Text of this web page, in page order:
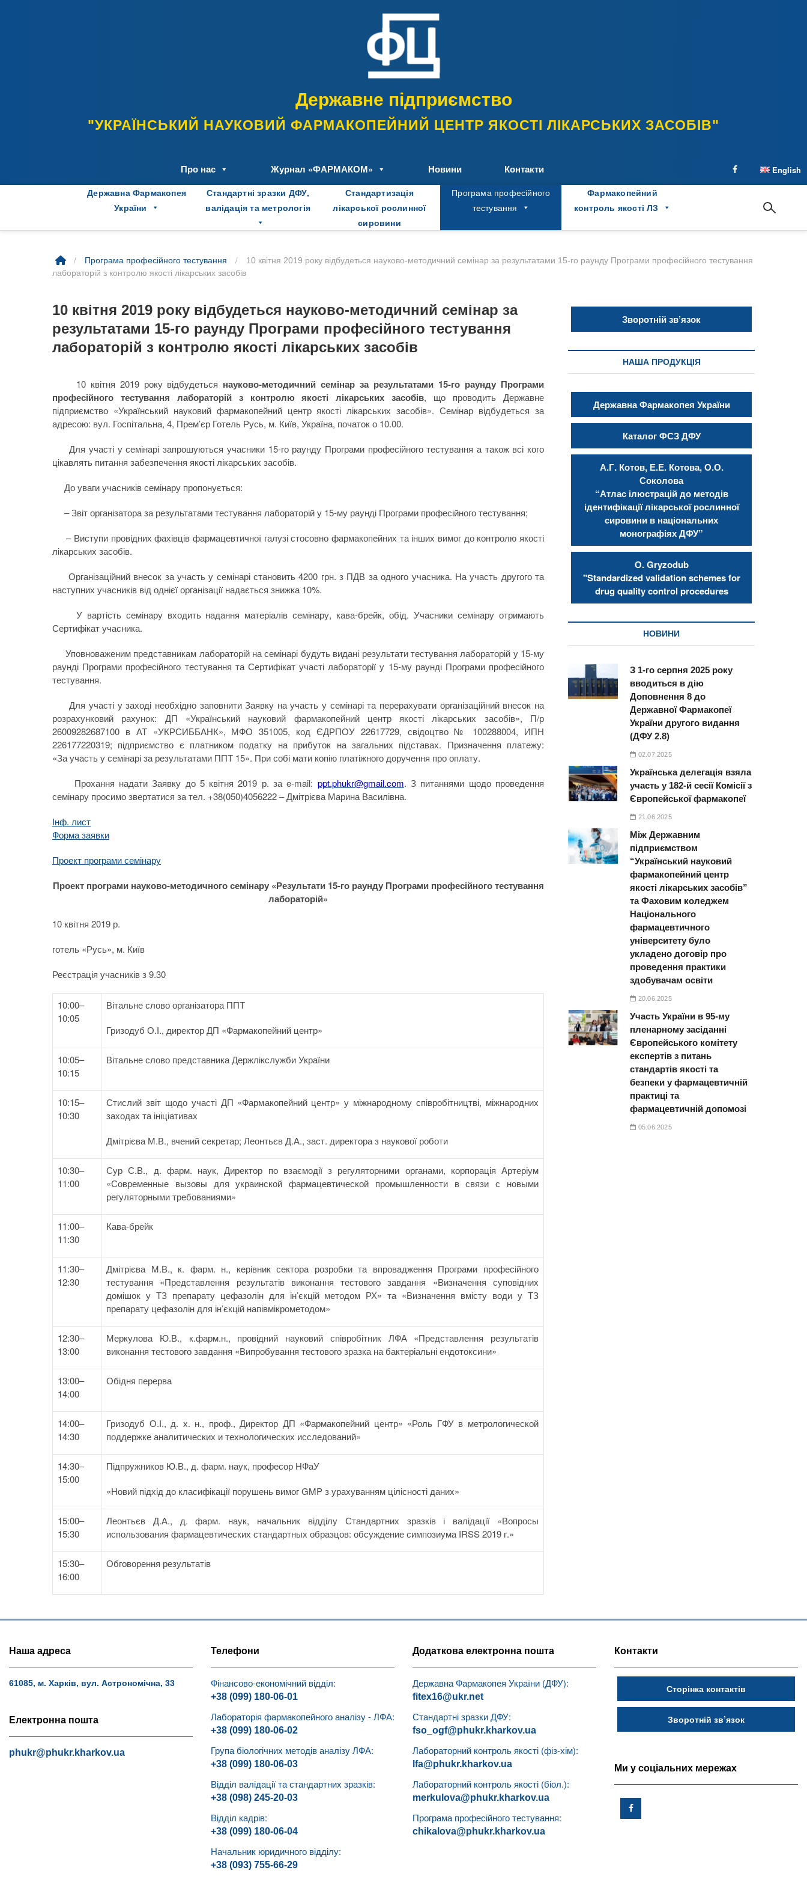
Державне підприємство
"УКРАЇНСЬКИЙ НАУКОВИЙ ФАРМАКОПЕЙНИЙ ЦЕНТР ЯКОСТІ ЛІКАРСЬКИХ ЗАСОБІВ"
English
Про нас Журнал «ФАРМАКОМ» Новини Контакти facebook
Державна Фармакопея
України
Стандартні зразки ДФУ,
валідація та метрологія
Стандартизація
лікарської рослинної
сировини
Програма професійного
тестування
Фармакопейний
контроль якості ЛЗ
/ Програма професійного тестування /
10 квітня 2019 року відбудеться науково-методичний семінар за результатами 15-го раунду Програми професійного тестування
лабораторій з контролю якості лікарських засобів
10 квітня 2019 року відбудеться науково-методичний семінар за
результатами 15-го раунду Програми професійного тестування
лабораторій з контролю якості лікарських засобів
10 квітня 2019 року відбудеться науково-методичний семінар за результатами 15-го раунду Програми
професійного тестування лабораторій з контролю якості лікарських засобів, що проводить Державне
підприємство «Український науковий фармакопейний центр якості лікарських засобів». Семінар відбудеться за
адресою: вул. Госпітальна, 4, Прем’єр Готель Русь, м. Київ, Україна, початок о 10.00.
Для участі у семінарі запрошуються учасники 15-го раунду Програми професійного тестування а також всі кого
цікавлять питання забезпечення якості лікарських засобів.
До уваги учасників семінару пропонується:
– Звіт організатора за результатами тестування лабораторій у 15-му раунді Програми професійного тестування;
– Виступи провідних фахівців фармацевтичної галузі стосовно фармакопейних та інших вимог до контролю якості
лікарських засобів.
Організаційний внесок за участь у семінарі становить 4200 грн. з ПДВ за одного учасника. На участь другого та
наступних учасників від однієї організації надається знижка 10%.
У вартість семінару входить надання матеріалів семінару, кава-брейк, обід. Учасники семінару отримають
Сертифікат учасника.
Уповноваженим представникам лабораторій на семінарі будуть видані результати тестування лабораторій у 15-му
раунді Програми професійного тестування та Сертифікат участі лабораторії у 15-му раунді Програми професійного
тестування.
Для участі у заході необхідно заповнити Заявку на участь у семінарі та перерахувати організаційний внесок на
розрахунковий рахунок: ДП «Український науковий фармакопейний центр якості лікарських засобів», П/р
26009282687100 в АТ «УКРСИББАНК», МФО 351005, код ЄДРПОУ 22617729, свідоцтво № 100288004, ИПН
226177220319; підприємство є платником податку на прибуток на загальних підставах. Призначення платежу:
«За участь у семінарі за результатами ППТ 15». При собі мати копію платіжного доручення про оплату.
Прохання надати Заявку до 5 квітня 2019 р. за e-mail: ppt.phukr@gmail.com. З питаннями щодо проведення
семінару просимо звертатися за тел. +38(050)4056222 – Дмітрієва Марина Василівна.
Інф. лист
Форма заявки
Проект програми семінару
Проект програми науково-методичного семінару «Результати 15-го раунду Програми професійного тестування
лабораторій»
10 квітня 2019 р.
готель «Русь», м. Київ
Реєстрація учасників з 9.30
10:00–
10:05
Вітальне слово організатора ППТ
Гризодуб О.І., директор ДП «Фармакопейний центр»
10:05–
10:15
Вітальне слово представника Держлікслужби України
10:15–
10:30
Стислий звіт щодо участі ДП «Фармакопейний центр» у міжнародному співробітництві, міжнародних
заходах та ініціативах
Дмітрієва М.В., вчений секретар; Леонтьєв Д.А., заст. директора з наукової роботи
10:30–
11:00
Сур С.В., д. фарм. наук, Директор по взаємодії з регуляторними органами, корпорація Артеріум
«Современные вызовы для украинской фармацевтической промышленности в связи с новыми
регуляторными требованиями»
11:00–
11:30
Кава-брейк
11:30–
12:30
Дмітрієва М.В., к. фарм. н., керівник сектора розробки та впровадження Програми професійного
тестування «Представлення результатів виконання тестового завдання «Визначення суповідних
домішок у ТЗ препарату цефазолін для ін’єкцій методом РХ» та «Визначення вмісту води у ТЗ
препарату цефазолін для ін’єкцій напівмікрометодом»
12:30–
13:00
Меркулова Ю.В., к.фарм.н., провідний науковий співробітник ЛФА «Представлення результатів
виконання тестового завдання «Випробування тестового зразка на бактеріальні ендотоксини»
13:00–
14:00
Обідня перерва
14:00–
14:30
Гризодуб О.І., д. х. н., проф., Директор ДП «Фармакопейний центр» «Роль ГФУ в метрологической
поддержке аналитических и технологических исследований»
14:30–
15:00
Підпружников Ю.В., д. фарм. наук, професор НФаУ
«Новий підхід до класифікації порушень вимог GMP з урахуванням цілісності даних»
15:00–
15:30
Леонтьєв Д.А., д. фарм. наук, начальник відділу Стандартних зразків і валідації «Вопросы
использования фармацевтических стандартных образцов: обсуждение симпозиума IRSS 2019 г.»
15:30–
16:00
Обговорення результатів
Зворотній зв’язок
НАША ПРОДУКЦІЯ
Державна Фармакопея України
Каталог ФСЗ ДФУ
А.Г. Котов, Е.Е. Котова, О.О.
Соколова
“Атлас ілюстрацій до методів
ідентифікації лікарської рослинної
сировини в національних
монографіях ДФУ”
О. Gryzodub
"Standardized validation schemes for
drug quality control procedures
НОВИНИ
З 1-го серпня 2025 року
вводиться в дію
Доповнення 8 до
Державної Фармакопеї
України другого видання
(ДФУ 2.8)
02.07.2025
Українська делегація взяла
участь у 182-й сесії Комісії з
Європейської фармакопеї
21.06.2025
Між Державним
підприємством
“Український науковий
фармакопейний центр
якості лікарських засобів”
та Фаховим коледжем
Національного
фармацевтичного
університету було
укладено договір про
проведення практики
здобувачам освіти
20.06.2025
Участь України в 95-му
пленарному засіданні
Європейського комітету
експертів з питань
стандартів якості та
безпеки у фармацевтичній
практиці та
фармацевтичній допомозі
05.06.2025
Наша адреса
61085, м. Харків, вул. Астрономічна, 33
Електронна пошта
phukr@phukr.kharkov.ua
Телефони
Фінансово-економічний відділ:
+38 (099) 180-06-01
Лабораторія фармакопейного аналізу - ЛФА:
+38 (099) 180-06-02
Група біологічних методів аналізу ЛФА:
+38 (099) 180-06-03
Відділ валідації та стандартних зразків:
+38 (098) 245-20-03
Відділ кадрів:
+38 (099) 180-06-04
Начальник юридичного відділу:
+38 (093) 755-66-29
Додаткова електронна пошта
Державна Фармакопея України (ДФУ):
fitex16@ukr.net
Стандартні зразки ДФУ:
fso_ogf@phukr.kharkov.ua
Лабораторний контроль якості (фіз-хім):
lfa@phukr.kharkov.ua
Лабораторний контроль якості (біол.):
merkulova@phukr.kharkov.ua
Програма професійного тестування:
chikalova@phukr.kharkov.ua
Контакти
Сторінка контактів
Зворотній зв’язок
Ми у соціальних мережах